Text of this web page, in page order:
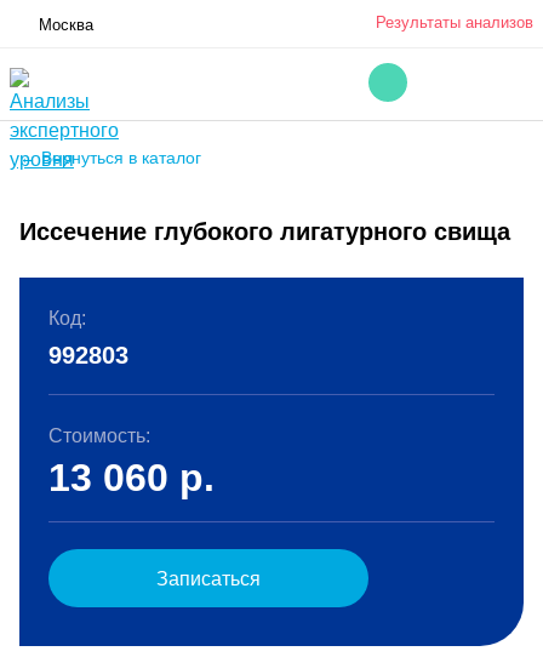
Москва Результаты анализов
← Вернуться в каталог
Иссечение глубокого лигатурного свища
Код:
992803
Стоимость:
13 060 р.
Записаться